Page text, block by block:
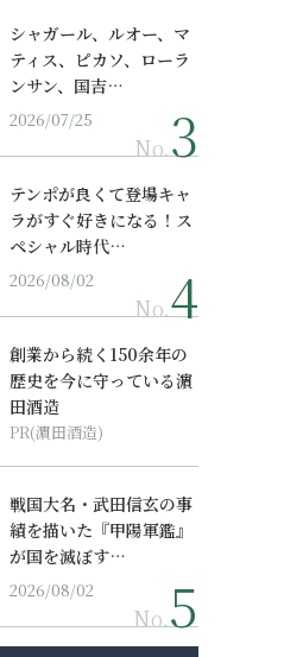
シャガール、ルオー、マ
ティス、ピカソ、ローラ
ンサン、国吉…
2026/07/25
No.
テンポが良くて登場キャ
ラがすぐ好きになる！ス
ペシャル時代…
2026/08/02
No.
創業から続く150余年の
歴史を今に守っている濵
田酒造
PR(濵田酒造)
戦国大名・武田信玄の事
績を描いた『甲陽軍鑑』
が国を滅ぼす…
2026/08/02
No.